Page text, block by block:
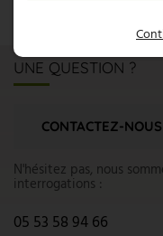
UNE QUESTION ?
CONTACTEZ-NOUS
N'hésitez pas, nous
interrogations :
05 53 58 94 66